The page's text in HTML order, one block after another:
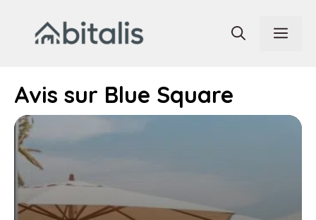
contenu
Avis sur Blue Square